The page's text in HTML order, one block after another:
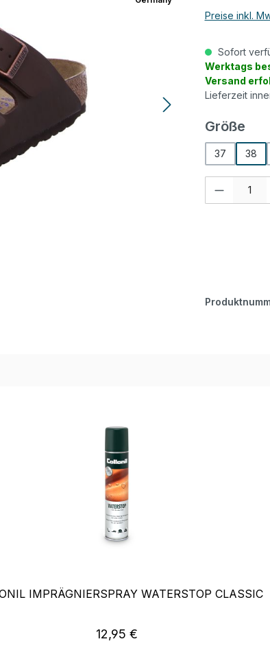
Preise inkl.
Sofort
Werktags
Versand
Lieferzeit
Größe
37 38
COLLONIL IMPRÄGNIERSPRAY WATERSTOP CLASSIC
Regulärer Preis:
12,95 €